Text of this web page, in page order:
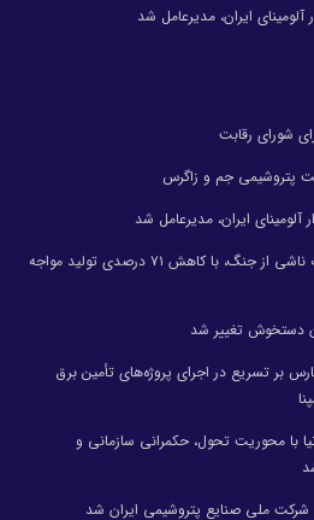
ایران، مدیرعامل شد
شورای رقابت
پتروشیمی جم و زاگرس
ایران، مدیرعامل شد
پتروشیمی اروند پس از اختلالات ناشی از جنگ، با کاهش ۷۱ درصدی تولید مواجه
دستخوش تغییر شد
بر تسریع در اجرای پروژه‌های تأمین برق
با محوریت تحول، حکمرانی سازمانی و
ملی صنایع پتروشیمی ایران شد